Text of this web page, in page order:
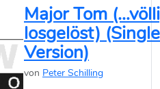
Major Tom
losgelöst) (Single
Version)
von Peter Schilling